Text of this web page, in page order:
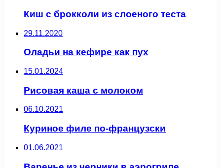
Киш с брокколи из слоеного теста
29.11.2020
Оладьи на кефире как пух
15.01.2024
Рисовая каша с молоком
06.10.2021
Куриное филе по-французски
01.06.2021